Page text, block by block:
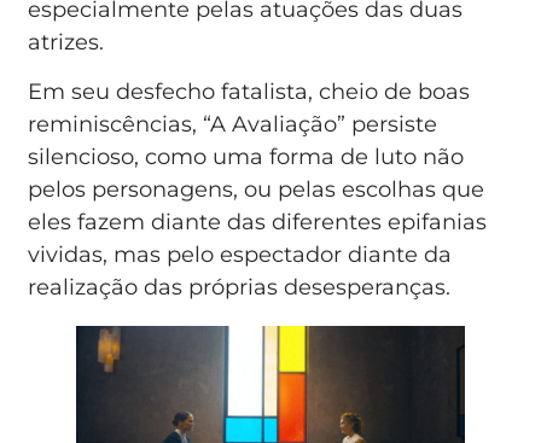
especialmente pelas atuações das duas
atrizes.
Em seu desfecho fatalista, cheio de boas
reminiscências, “A Avaliação” persiste
silencioso, como uma forma de luto não
pelos personagens, ou pelas escolhas que
eles fazem diante das diferentes epifanias
vividas, mas pelo espectador diante da
realização das próprias desesperanças.